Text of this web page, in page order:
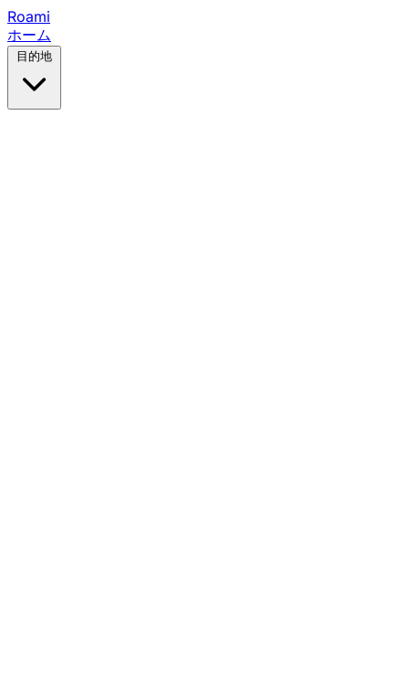
Roami
ホーム
目的地